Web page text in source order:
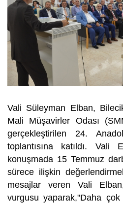
Vali Süleyman Elban,
Mali Müşavirler Odası
gerçekleştirilen 24.
toplantısına katıldı. Vali
konuşmada 15 Temmuz
sürece ilişkin
mesajlar veren Vali
vurgusu yaparak,"Daha çok